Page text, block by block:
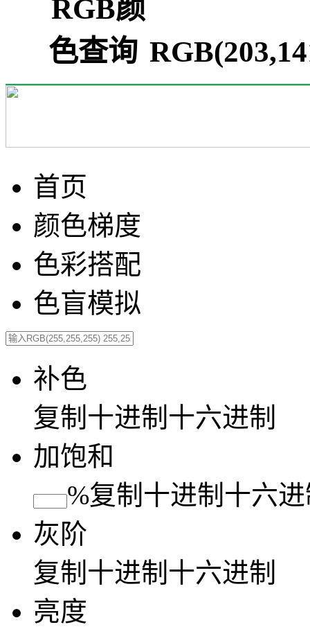
首页
颜色梯度
色彩搭配
色盲模拟
补色
复制 十进制 十六进制
加饱和
%复制 十进制 十六
灰阶
复制 十进制 十六进制
亮度